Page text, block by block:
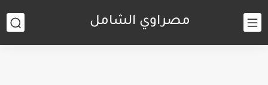
مصراوي الشامل